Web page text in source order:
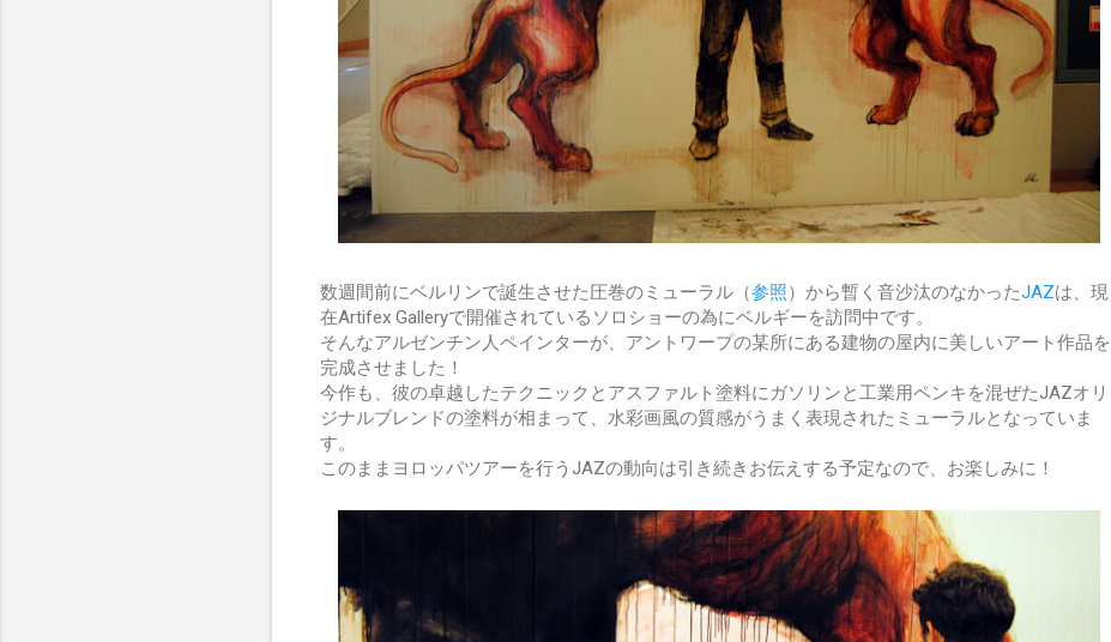
数週間前にベルリンで誕生させた圧巻のミューラル（参照）から暫く音沙汰のなかったJAZは、現
在Artifex Galleryで開催されているソロショーの為にベルギーを訪問中です。
そんなアルゼンチン人ペインターが、アントワープの某所にある建物の屋内に美しいアート作品を
完成させました！
今作も、彼の卓越したテクニックとアスファルト塗料にガソリンと工業用ペンキを混ぜたJAZオリ
ジナルブレンドの塗料が相まって、水彩画風の質感がうまく表現されたミューラルとなっていま
す。
このままヨロッパツアーを行うJAZの動向は引き続きお伝えする予定なので、お楽しみに！